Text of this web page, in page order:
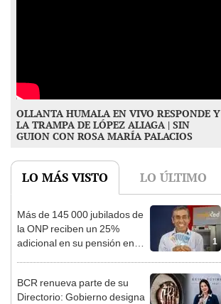
OLLANTA HUMALA EN VIVO RESPONDE Y
LA TRAMPA DE LÓPEZ ALIAGA | SIN
GUION CON ROSA MARÍA PALACIOS
LO MÁS VISTO LO ÚLTIMO
1
Más de 145 000 jubilados de
la ONP reciben un 25%
adicional en su pensión en
BCR renueva parte de su
Directorio: Gobierno designa